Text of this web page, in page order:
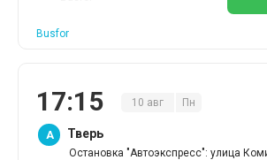
Busfor
17:15 10 авг Пн
A Тверь
Остановка "Автоэкспресс": улица